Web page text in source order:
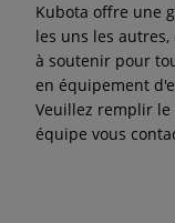
Kubota offre une
les uns les
à soutenir pour
en équipement
Veuillez remplir
équipe vous